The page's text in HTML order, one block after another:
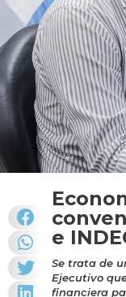
e
Se trata de
Ejecutivo
financiera